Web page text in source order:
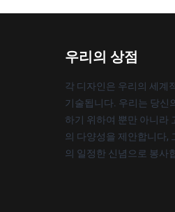
우리의 상점
각 디자인은 우리의 세계
기술됩니다. 우리는 당신
하기 위하여 뿐만 아니라
의 다양성을 제안합니다,
의 일정한 신념으로 봉사